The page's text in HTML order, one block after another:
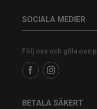
SOCIALA MEDIER
Följ oss och gilla oss
BETALA SÄKERT